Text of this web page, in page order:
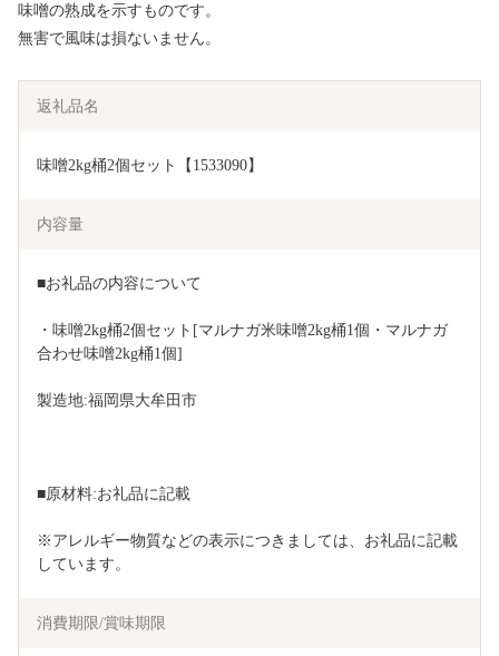
味噌の熟成を示すものです。
無害で風味は損ないません。
返礼品名
味噌2kg桶2個セット【1533090】
内容量
■お礼品の内容について
・味噌2kg桶2個セット[マルナガ米味噌2kg桶1個・マルナガ
合わせ味噌2kg桶1個]
製造地:福岡県大牟田市
■原材料:お礼品に記載
※アレルギー物質などの表示につきましては、お礼品に記載
しています。
消費期限/賞味期限